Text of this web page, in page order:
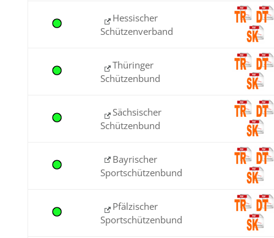
Hessischer
Schützenverband
Thüringer
Schützenbund
Sächsischer
Schützenbund
Bayrischer
Sportschützenbund
Pfälzischer
Sportschützenbund